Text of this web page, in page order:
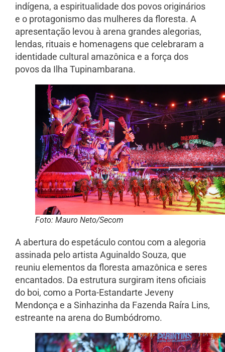
indígena, a espiritualidade dos povos originários
e o protagonismo das mulheres da floresta. A
apresentação levou à arena grandes alegorias,
lendas, rituais e homenagens que celebraram a
identidade cultural amazônica e a força dos
povos da Ilha Tupinambarana.
Foto: Mauro Neto/Secom
A abertura do espetáculo contou com a alegoria
assinada pelo artista Aguinaldo Souza, que
reuniu elementos da floresta amazônica e seres
encantados. Da estrutura surgiram itens oficiais
do boi, como a Porta-Estandarte Jeveny
Mendonça e a Sinhazinha da Fazenda Raíra Lins,
estreante na arena do Bumbódromo.